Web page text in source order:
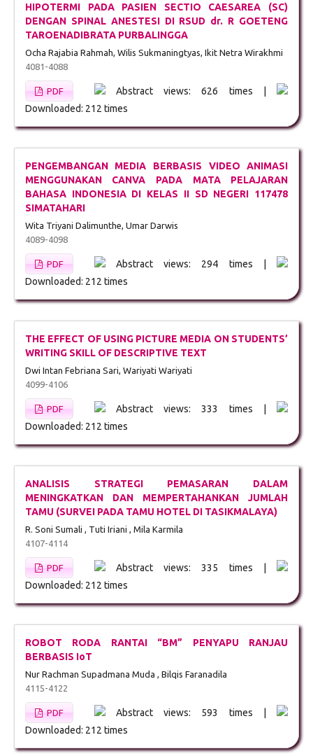
HIPOTERMI PADA PASIEN SECTIO CAESAREA (SC)
DENGAN SPINAL ANESTESI DI RSUD dr. R GOETENG
TAROENADIBRATA PURBALINGGA
Ocha Rajabia Rahmah, Wilis Sukmaningtyas, Ikit Netra Wirakhmi
4081-4088
PDF
Abstract views: 626 times |
Downloaded: 212 times
PENGEMBANGAN MEDIA BERBASIS VIDEO ANIMASI
MENGGUNAKAN CANVA PADA MATA PELAJARAN
BAHASA INDONESIA DI KELAS II SD NEGERI 117478
SIMATAHARI
Wita Triyani Dalimunthe, Umar Darwis
4089-4098
PDF
Abstract views: 294 times |
Downloaded: 212 times
THE EFFECT OF USING PICTURE MEDIA ON STUDENTS’
WRITING SKILL OF DESCRIPTIVE TEXT
Dwi Intan Febriana Sari, Wariyati Wariyati
4099-4106
PDF
Abstract views: 333 times |
Downloaded: 212 times
ANALISIS STRATEGI PEMASARAN DALAM
MENINGKATKAN DAN MEMPERTAHANKAN JUMLAH
TAMU (SURVEI PADA TAMU HOTEL DI TASIKMALAYA)
R. Soni Sumali , Tuti Iriani , Mila Karmila
4107-4114
PDF
Abstract views: 335 times |
Downloaded: 212 times
ROBOT RODA RANTAI “BM” PENYAPU RANJAU
BERBASIS IoT
Nur Rachman Supadmana Muda , Bilqis Faranadila
4115-4122
PDF
Abstract views: 593 times |
Downloaded: 212 times